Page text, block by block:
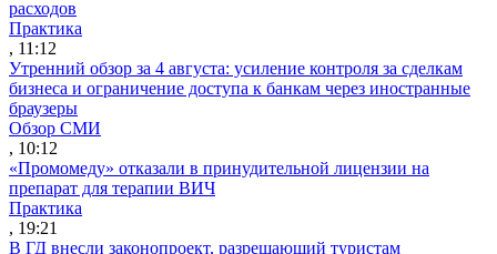
расходов
Практика
, 11:12
Утренний обзор за 4 августа: усиление контроля за сделкам
бизнеса и ограничение доступа к банкам через иностранные
браузеры
Обзор СМИ
, 10:12
«Промомеду» отказали в принудительной лицензии на
препарат для терапии ВИЧ
Практика
, 19:21
В ГД внесли законопроект, разрешающий туристам